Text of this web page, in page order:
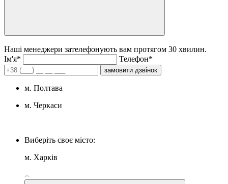
Наші менеджери зателефонують вам протягом 30 хвилин.
Iм'я*
Телефон*
замовити дзвінок
м. Полтава
м. Черкаси
Виберіть своє місто:
м. Харків